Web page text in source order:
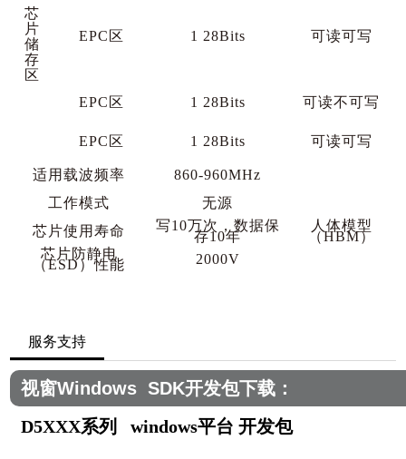
芯
片
储
存
区
EPC区 1 28Bits 可读可写
EPC区 1 28Bits 可读不可写
EPC区 1 28Bits 可读可写
适用载波频率
860-960MHz
工作模式
无源
芯片使用寿命
写10万次，数据保
存10年
人体模型
（HBM）
芯片防静电
（ESD）性能 2000V
服务支持
视窗Windows SDK开发包下载：
D5XXX系列 windows平台 开发包